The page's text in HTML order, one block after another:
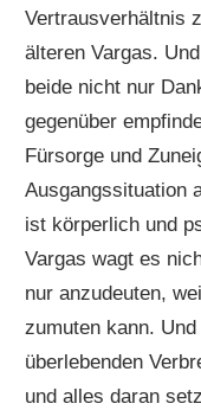
Vertrausverhältnis
älteren Vargas.
beide nicht nur
gegenüber
Fürsorge und
Ausgangssituation
ist körperlich und
Vargas wagt es
nur anzudeuten,
zumuten kann.
überlebenden
und alles daran